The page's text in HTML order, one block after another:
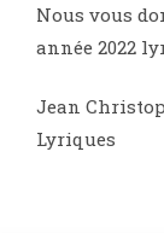
Nous vous
année 2022
Jean
Lyriques